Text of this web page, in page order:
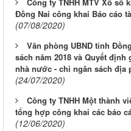
Đồng Nai công khai Báo cáo
(07/08/2020)
Văn phòng UBND tỉnh
sách năm 2018 và Quyết
nhà nước - chi ngân sách địa
(24/07/2020)
Công ty TNHH Một thành
tổng hợp công khai các báo
(12/06/2020)